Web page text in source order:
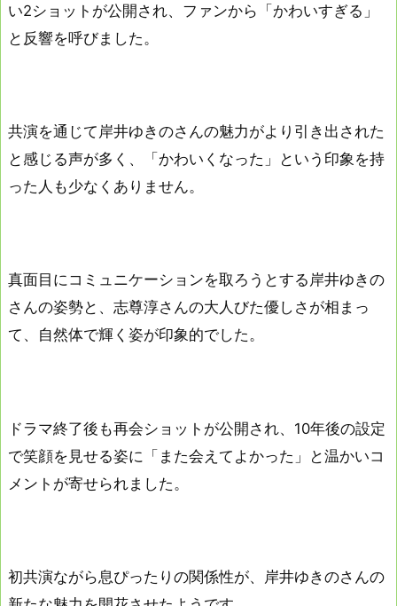
い2ショットが公開され、ファンから「かわいすぎる」
と反響を呼びました。
共演を通じて岸井ゆきのさんの魅力がより引き出された
と感じる声が多く、「かわいくなった」という印象を持
った人も少なくありません。
真面目にコミュニケーションを取ろうとする岸井ゆきの
さんの姿勢と、志尊淳さんの大人びた優しさが相まっ
て、自然体で輝く姿が印象的でした。
ドラマ終了後も再会ショットが公開され、10年後の設定
で笑顔を見せる姿に「また会えてよかった」と温かいコ
メントが寄せられました。
初共演ながら息ぴったりの関係性が、岸井ゆきのさんの